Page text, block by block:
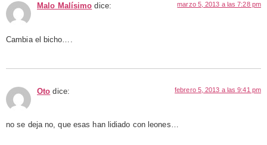
Malo Malísimo dice: marzo 5, 2013 a las 7:28 pm
Cambia el bicho….
Oto dice: febrero 5, 2013 a las 9:41 pm
no se deja no, que esas han lidiado con leones…